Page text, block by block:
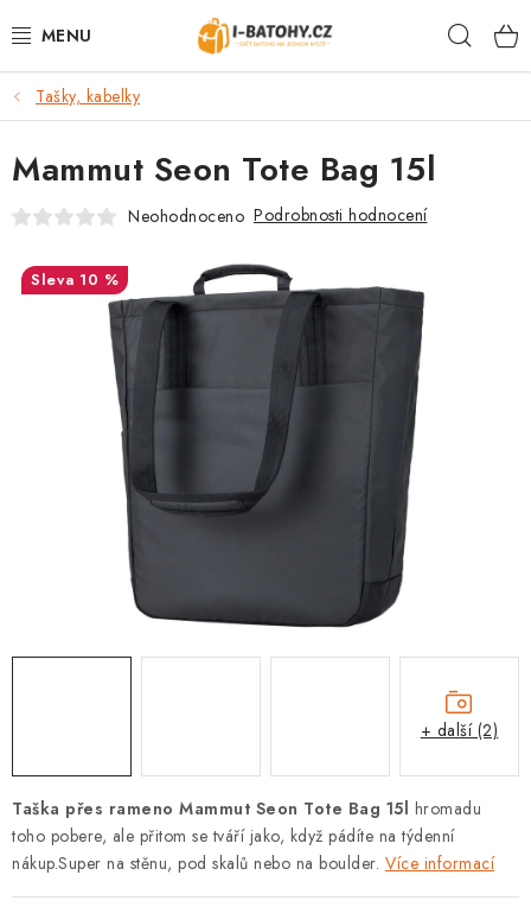
na
VÝPRODEJ %
BATOHY
TAŠKY, KABELKY
CESTOVNÍ ZAVAZADLA
DOPLŇKY A PŘÍSLUŠENSTVÍ
PODLE AKTIVITY
Doprava a platba Vše o nákupu Kontakty
Poradna
Tašky, kabelky
Taška přes rameno Mammut Seon Tote Bag 15l hromadu
toho pobere, ale přitom se tváří jako, když pádíte na týdenní
nákup.Super na stěnu, pod skalů nebo na boulder. Více informací
Mammut Seon Tote Bag 15l
Neohodnoceno Podrobnosti hodnocení
10 %
+ další (2)